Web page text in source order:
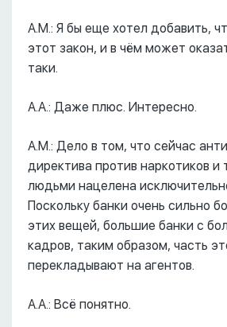
А.М.: Я бы еще хотел добавить,
этот закон, и в чём может
таки.
А.А.: Даже плюс. Интересно.
А.М.: Дело в том, что сейчас
директива против наркотиков и
людьми нацелена
Поскольку банки очень сильно
этих вещей, большие банки с
кадров, таким образом, часть
перекладывают на агентов.
А.А.: Всё понятно.